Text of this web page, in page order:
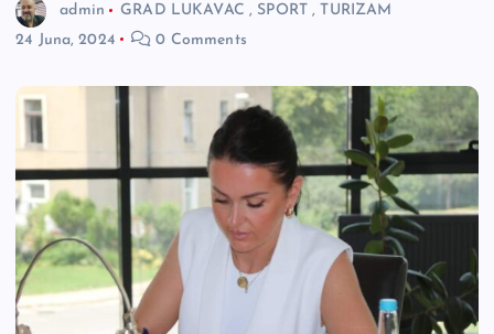
admin GRAD LUKAVAC , SPORT , TURIZAM
24 Juna, 2024
0 Comments